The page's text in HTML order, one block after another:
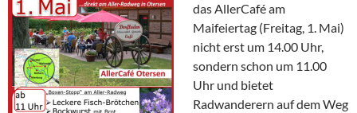
das AllerCafé am
Maifeiertag (Freitag, 1. Mai)
nicht erst um 14.00 Uhr,
sondern schon um 11.00
Uhr und bietet
Radwanderern auf dem Weg